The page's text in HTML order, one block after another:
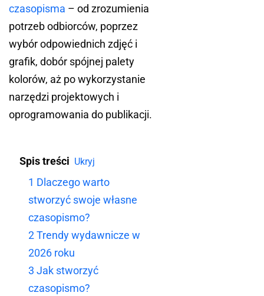
czasopisma – od zrozumienia
potrzeb odbiorców, poprzez
wybór odpowiednich zdjęć i
grafik, dobór spójnej palety
kolorów, aż po wykorzystanie
narzędzi projektowych i
oprogramowania do publikacji.
Spis treści Ukryj
1 Dlaczego warto
stworzyć swoje własne
czasopismo?
2Trendy wydawnicze w
2026 roku
3 Jak stworzyć
czasopismo?